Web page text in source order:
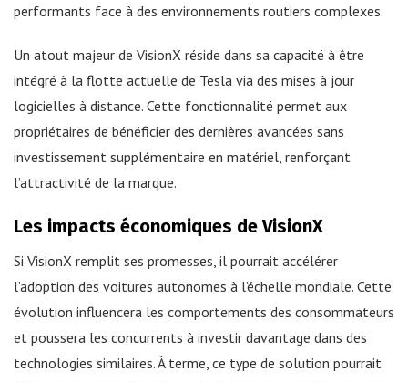
performants face à des environnements routiers complexes.
Un atout majeur de VisionX réside dans sa capacité à être
intégré à la flotte actuelle de Tesla via des mises à jour
logicielles à distance. Cette fonctionnalité permet aux
propriétaires de bénéficier des dernières avancées sans
investissement supplémentaire en matériel, renforçant
l’attractivité de la marque.
Les impacts économiques de VisionX
Si VisionX remplit ses promesses, il pourrait accélérer
l’adoption des voitures autonomes à l’échelle mondiale. Cette
évolution influencera les comportements des consommateurs
et poussera les concurrents à investir davantage dans des
technologies similaires. À terme, ce type de solution pourrait